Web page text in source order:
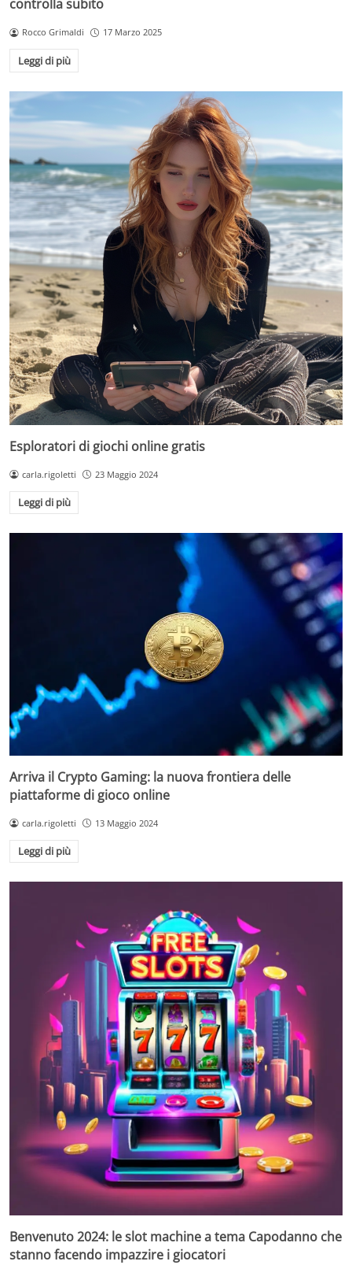
controlla subito
Rocco Grimaldi 17 Marzo 2025
Leggi di più
Esploratori di giochi online gratis
carla.rigoletti 23 Maggio 2024
Leggi di più
Arriva il Crypto Gaming: la nuova frontiera delle
piattaforme di gioco online
carla.rigoletti 13 Maggio 2024
Leggi di più
Benvenuto 2024: le slot machine a tema Capodanno che
stanno facendo impazzire i giocatori